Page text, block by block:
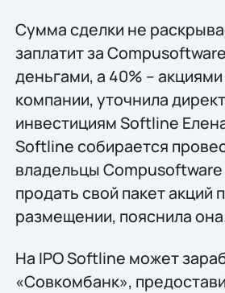
Сумма сделки не
заплатит за
деньгами, а 40% –
компании, уточнила
инвестициям Softline
Softline собирается
владельцы Compusoftware
продать свой пакет акций
размещении, пояснила
На IPO Softline может
«Совкомбанк»,